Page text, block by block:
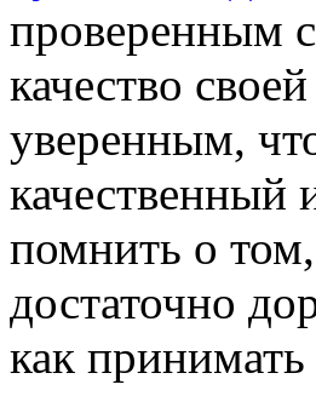
проверенным
качество
уверенным,
качественный
помнить о
достаточно
как